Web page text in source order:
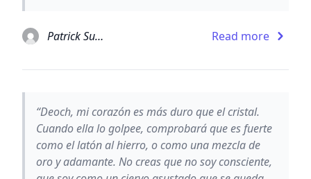
Patrick Suskind Read more
“Deoch, mi corazón es más duro que el cristal.
Cuando ella lo golpee, comprobará que es fuerte
como el latón al hierro, o como una mezcla de
oro y adamante. No creas que no soy consciente,